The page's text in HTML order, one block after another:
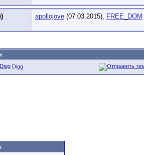
apollojove (07.03.2015), FREE_DOM
Digg